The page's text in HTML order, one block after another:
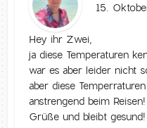
15.
Hey ihr Zwei,
ja diese Temperaturen
war es aber leider nicht
aber diese
anstrengend beim Reisen!
Grüße und bleibt